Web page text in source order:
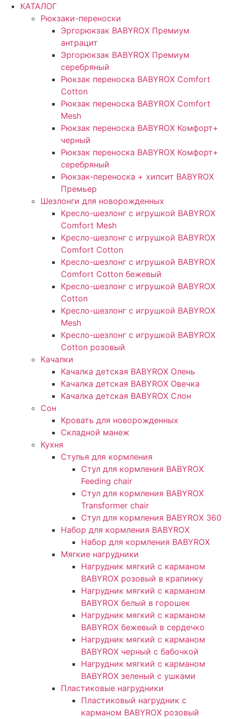
КАТАЛОГ
Рюкзаки-переноски
Эргорюкзак BABYROX Премиум
антрацит
Эргорюкзак BABYROX Премиум
серебряный
Рюкзак переноска BABYROX Comfort
Cotton
Рюкзак переноска BABYROX Comfort
Mesh
Рюкзак переноска BABYROX Комфорт+
черный
Рюкзак переноска BABYROX Комфорт+
серебряный
Рюкзак-переноска + хипсит BABYROX
Премьер
Шезлонги для новорожденных
Кресло-шезлонг с игрушкой BABYROX
Comfort Mesh
Кресло-шезлонг с игрушкой BABYROX
Comfort Cotton
Кресло-шезлонг с игрушкой BABYROX
Comfort Cotton бежевый
Кресло-шезлонг с игрушкой BABYROX
Cotton
Кресло-шезлонг с игрушкой BABYROX
Mesh
Кресло-шезлонг с игрушкой BABYROX
Cotton розовый
Качалки
Качалка детская BABYROX Олень​
Качалка детская BABYROX Овечка​
Качалка детская BABYROX Слон​
Сон
Кровать для новорожденных
Складной манеж
Кухня
Стулья для кормления
Стул для кормления BABYROX
Feeding chair
Стул для кормления BABYROX
Transformer chair
Стул для кормления BABYROX 360
Набор для кормления BABYROX
Набор для кормления BABYROX
Мягкие нагрудники
Нагрудник мягкий с карманом
BABYROX розовый в крапинку
Нагрудник мягкий с карманом
BABYROX белый в горошек
Нагрудник мягкий с карманом
BABYROX бежевый в сердечко
Нагрудник мягкий с карманом
BABYROX черный с бабочкой
Нагрудник мягкий с карманом
BABYROX зеленый с ушками​
Пластиковые нагрудники
Пластиковый нагрудник с
карманом BABYROX розовый